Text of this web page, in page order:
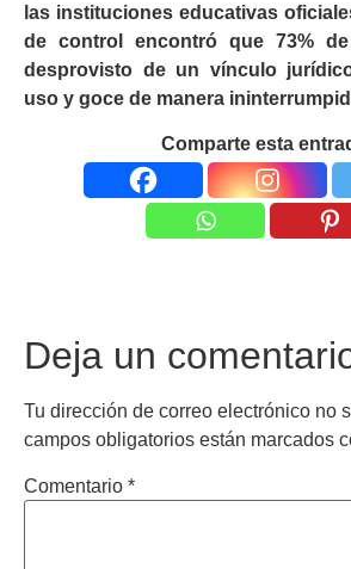
las instituciones educativas
de control encontró que 73%
desprovisto de un vínculo
uso y goce de manera
Comparte esta
Deja un
Tu dirección de correo electrónico no
campos obligatorios están marcados
Comentario *